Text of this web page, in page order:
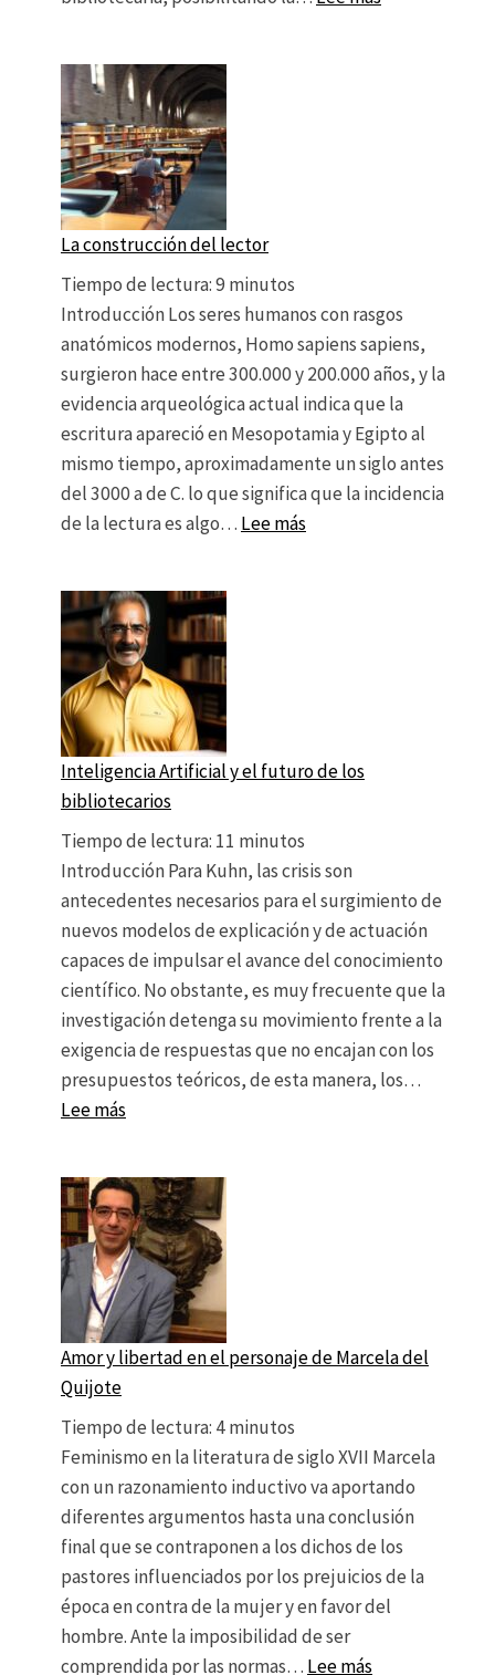
La construcción del lector
Tiempo de lectura:9 minutos
Introducción Los seres humanos con rasgos
anatómicos modernos, Homo sapiens sapiens,
surgieron hace entre 300.000 y 200.000 años, y la
evidencia arqueológica actual indica que la
escritura apareció en Mesopotamia y Egipto al
mismo tiempo, aproximadamente un siglo antes
del 3000 a de C. lo que significa que la incidencia
de la lectura es algo… Lee más: La construcción del
Inteligencia Artificial y el futuro de los
bibliotecarios
Tiempo de lectura: 11 minutos
Introducción Para Kuhn, las crisis son
antecedentes necesarios para el surgimiento de
nuevos modelos de explicación y de actuación
capaces de impulsar el avance del conocimiento
científico. No obstante, es muy frecuente que la
investigación detenga su movimiento frente a la
exigencia de respuestas que no encajan con los
presupuestos teóricos, de esta manera, los…
Lee más: Inteligencia Artificial y el futuro de los
Amor y libertad en el personaje de Marcela del
Quijote
Tiempo de lectura: 4minutos
Feminismo en la literatura de siglo XVII Marcela
con un razonamiento inductivo va aportando
diferentes argumentos hasta una conclusión
final que se contraponen a los dichos de los
pastores influenciados por los prejuicios de la
época en contra de la mujer y en favor del
hombre. Ante la imposibilidad de ser
comprendida por las normas… Lee más: Amor y